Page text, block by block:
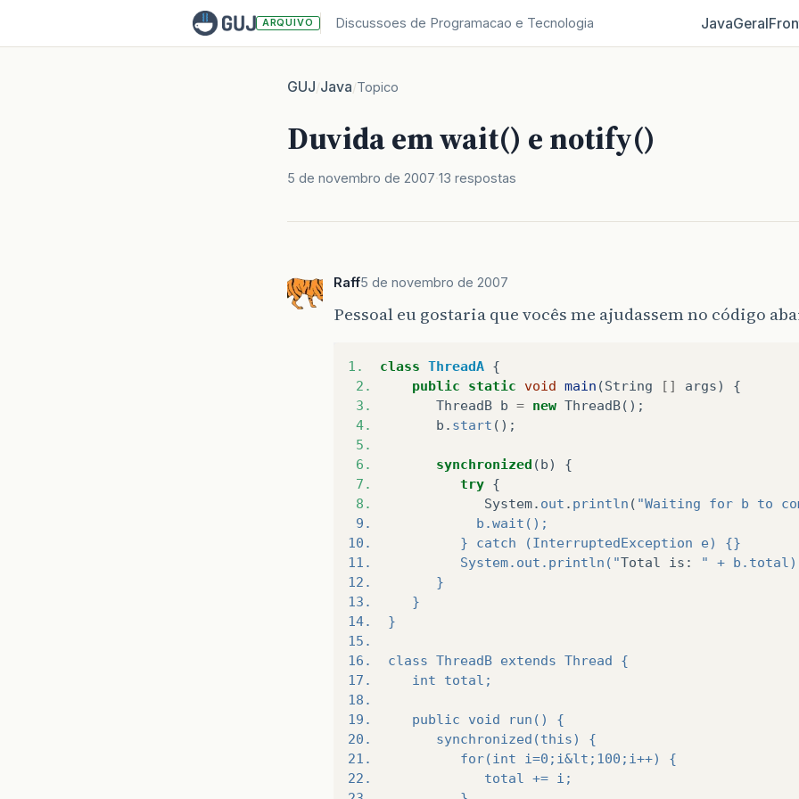
ARQUIVO Discussoes de Programacao e Tecnologia JavaGeral
GUJ/Java/Topico
Duvida em wait() e notify()
5 de novembro de 2007 13 respostas
Raff5 de novembro de 2007
Pessoal eu gostaria que vocês me ajudassem no código
1. class ThreadA {
2.
public static void main (String [] args)
{
3.
ThreadB b = new ThreadB();
4.
b . start ();
5.
6.
synchronized (b)
{
7.
try {
8.
System. out . println ( "Waiting for b to
9.             b.wait();
10.           } catch (InterruptedException e) {}
11.           System.out.println("Total is :
" +
12.        }
13.     }
14.  }
15.
16.  class ThreadB extends Thread {
17.     int total;
18.
19.     public void run() {
20.        synchronized(this) {
21.           for(int i=0;i&lt;100;i++) {
22.              total += i;